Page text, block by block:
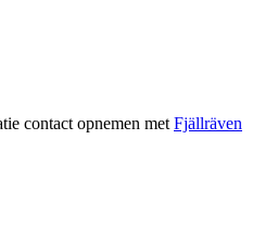
contact opnemen met Fjällräven